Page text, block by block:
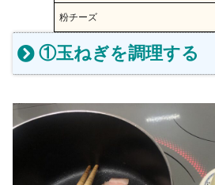
粉チーズ
①玉ねぎを調理する